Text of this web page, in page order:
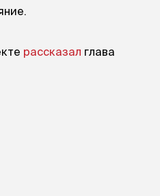
рассказал глава